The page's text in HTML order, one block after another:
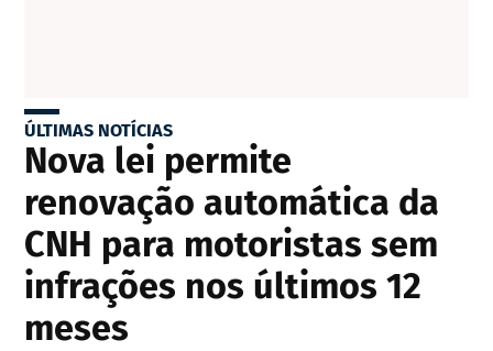
ÚLTIMAS NOTÍCIAS
Nova lei permite
renovação automática da
CNH para motoristas sem
infrações nos últimos 12
meses